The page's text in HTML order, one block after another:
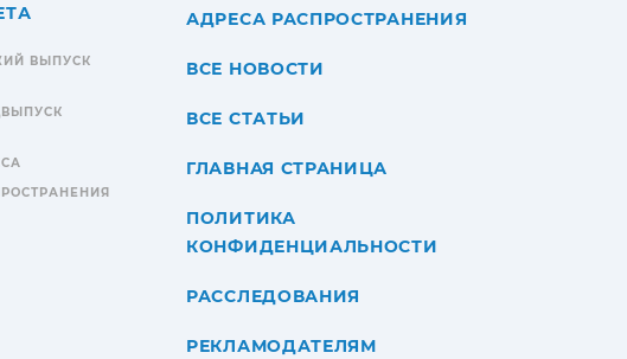
ВЫПУСК
АДРЕСА РАСПРОСТРАНЕНИЯ
ВСЕ НОВОСТИ
ВСЕ СТАТЬИ
ГЛАВНАЯ СТРАНИЦА
ПОЛИТИКА
КОНФИДЕНЦИАЛЬНОСТИ
РАССЛЕДОВАНИЯ
РЕКЛАМОДАТЕЛЯМ